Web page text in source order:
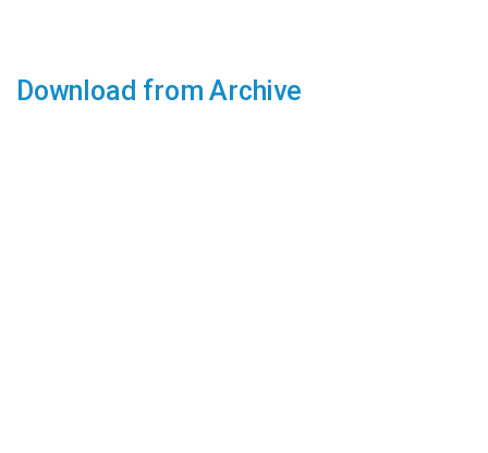
Download from Archive